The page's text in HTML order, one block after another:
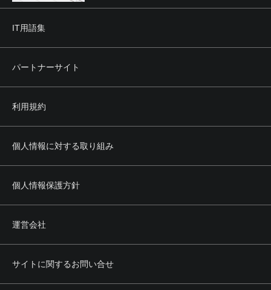
IT用語集
パートナーサイト
利用規約
個人情報に対する取り組み
個人情報保護方針
運営会社
サイトに関するお問い合せ